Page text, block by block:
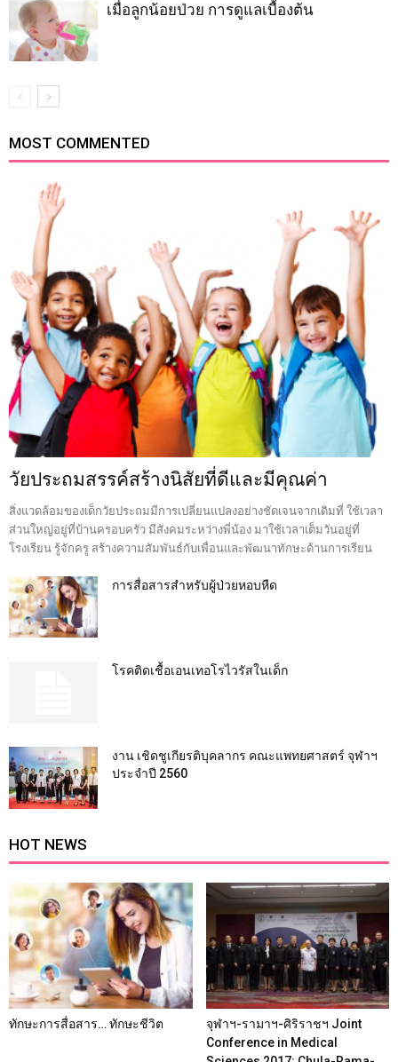
เมื่อลูกน้อยป่วย การดูแลเบื้องต้น
MOST COMMENTED
วัยประถมสรรค์สร้างนิสัยที่ดีและมีคุณค่า
สิ่งแวดล้อมของเด็กวัยประถมมีการเปลี่ยนแปลงอย่างชัดเจนจากเดิมที่ ใช้เวลา
ส่วนใหญ่อยู่ที่บ้านครอบครัว มีสังคมระหว่างพี่น้อง มาใช้เวลาเต็มวันอยู่ที่
โรงเรียน รู้จักครู สร้างความสัมพันธ์กับเพื่อนและพัฒนาทักษะด้านการเรียน
การสื่อสารสำหรับผู้ป่วยหอบหืด
โรคติดเชื้อเอนเทอโรไวรัสในเด็ก
งาน เชิดชูเกียรติบุคลากร คณะแพทยศาสตร์ จุฬาฯ
ประจำปี 2560
HOT NEWS
ทักษะการสื่อสาร… ทักษะชีวิต
จุฬาฯ-รามาฯ-ศิริราชฯ Joint
Conference in Medical